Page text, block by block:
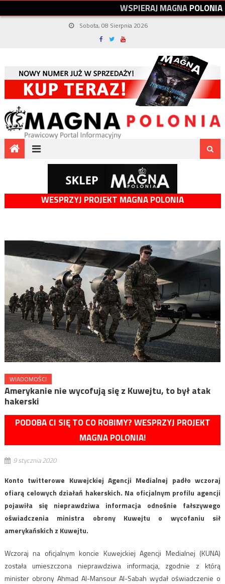
WSPIERAJMAGNAPOLONIA
Sobota, 08 Sierpnia 2026
WESPRZYJ PROJEKT MAGNA POLONIA
WIADOMOŚCI
Amerykanie nie wycofują się z Kuwejtu, to był atak
hakerski
PODOBA CI SIĘ TO CO ROBIMY? WESPRZYJ PROJEKT
MAGNA POLONIA!
9 stycznia 2020
Konto twitterowe Kuwejckiej Agencji Medialnej padło wczoraj
ofiarą celowych działań hakerskich. Na oficjalnym profilu agencji
pojawiła się nieprawdziwa informacja odnośnie fałszywego
oświadczenia ministra obrony Kuwejtu o wycofaniu sił
amerykańskich z Kuwejtu.
Wczoraj na oficjalnym koncie Kuwejckiej Agencji Medialnej (KUNA)
została umieszczona nieprawdziwa informacja, zgodnie z którą
minister obrony Ahmad Al-Mansour Al-Sabah wydał oświadczenie o